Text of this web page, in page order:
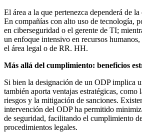
El área a la que pertenezca dependerá de
En compañías con alto uso de tecnología,
en ciberseguridad o el gerente de TI;
un enfoque intensivo en recursos
el área legal o de RR. HH.
Más allá del cumplimiento: beneficios
Si bien la designación de un ODP implica
también aporta ventajas estratégicas, como
riesgos y la mitigación de sanciones.
intervención del ODP ha permitido
de seguridad, facilitando el cumplimiento
procedimientos legales.